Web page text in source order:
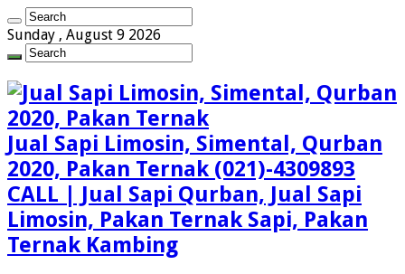
Sunday , August 9 2026
Jual Sapi Limosin, Simental, Qurban
2020, Pakan Ternak (021)-4309893
CALL | Jual Sapi Qurban, Jual Sapi
Limosin, Pakan Ternak Sapi, Pakan
Ternak Kambing